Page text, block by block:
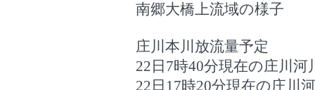
南郷大橋上流域の様子
庄川本川放流量予定
22日7時40分現在の庄川
22日17時20分現在の庄川